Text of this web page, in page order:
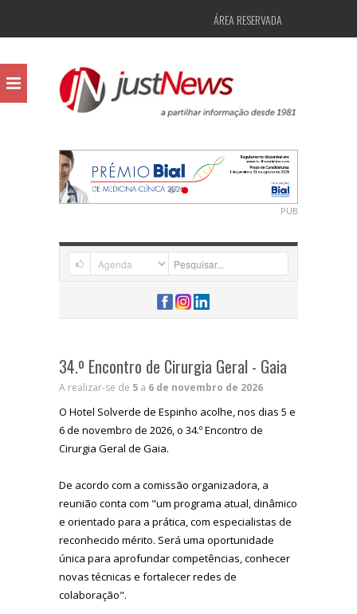
ÁREA RESERVADA
PUB
34.º Encontro de Cirurgia Geral - Gaia
A realizar-se de 5 a 6 de novembro de 2026
O Hotel Solverde de Espinho acolhe, nos dias 5 e
6 de novembro de 2026, o 34.º Encontro de
Cirurgia Geral de Gaia.
De acordo com a comissão organizadora, a
reunião conta com "um programa atual, dinâmico
e orientado para a prática, com especialistas de
reconhecido mérito. Será uma oportunidade
única para aprofundar competências, conhecer
novas técnicas e fortalecer redes de
colaboração".